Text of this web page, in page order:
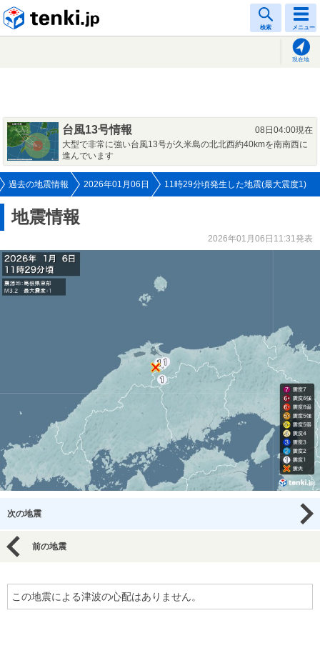
検索 メニュー
現在地
台風13号情報
08日04:00現在
大型で非常に強い台風13号が久米島の北北西約40kmを南南西に
進んでいます
過去の地震情報 2026年01月06日 11時29分頃発生した地震(最大震度1)
地震情報
2026年01月06日11:31発表
次の地震
前の地震
この地震による津波の心配はありません。